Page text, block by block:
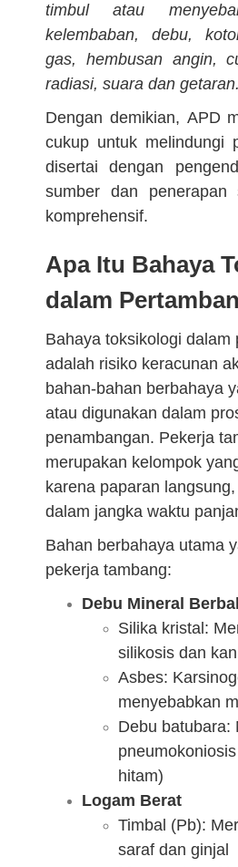
timbul atau
kelembaban, debu,
gas, hembusan angin,
radiasi, suara dan getaran.
Dengan demikian, APD
cukup untuk melindungi
disertai dengan
sumber dan
komprehensif.
Apa Itu Bahaya
dalam
Bahaya toksikologi dalam
adalah risiko keracunan
bahan-bahan berbahaya
atau digunakan dalam
penambangan. Pekerja
merupakan kelompok
karena paparan
dalam jangka waktu
Bahan berbahaya utama
pekerja tambang:
Debu Mineral
Silika kristal:
silikosis dan
Asbes:
menyebabkan
Debu batubara:
hitam)
Logam Berat
Timbal (Pb):
saraf dan ginjal